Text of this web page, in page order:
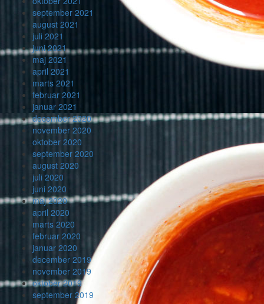
september 2021
august 2021
juli 2021
juni 2021
maj 2021
april 2021
marts 2021
februar 2021
januar 2021
december 2020
november 2020
oktober 2020
september 2020
august 2020
juli 2020
juni 2020
maj 2020
april 2020
marts 2020
februar 2020
januar 2020
december 2019
november 2019
oktober 2019
september 2019